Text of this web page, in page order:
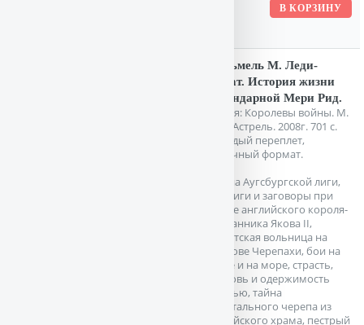
Кальмель М. Леди-
пират. История жизни
легендарной Мери Рид.
Серия: Королевы войны. М.
АСТ, Астрель. 2008г. 701 с.
Твердый переплет,
Обычный формат.
Война Аугсбургской лиги,
интриги и заговоры при
дворе английского короля-
изгнанника Якова II,
пиратская вольница на
острове Черепахи, бои на
суше и на море, страсть,
любовь и одержимость
местью, тайна
хрустального черепа из
индейского храма, пестрый